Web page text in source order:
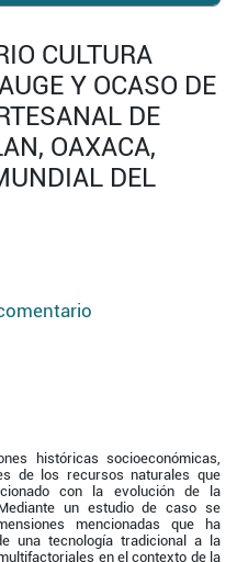
CULTURA
Y OCASO DE
DE
OAXACA,
DEL
históricas socioeconómicas,
de los recursos naturales que
con la evolución de la
un estudio de caso se
mencionadas que ha
una tecnología tradicional a la
en el contexto de la